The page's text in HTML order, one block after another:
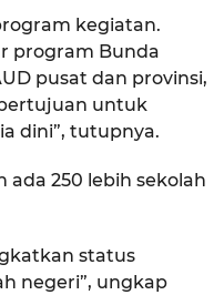
kegiatan.
program Bunda
pusat dan provinsi,
untuk
dini”, tutupnya.
ada 250 lebih sekolah
status
negeri”, ungkap